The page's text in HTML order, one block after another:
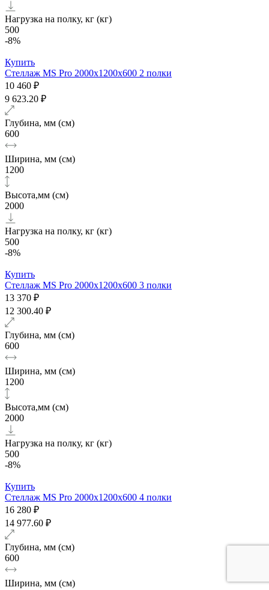
Нагрузка на полку, кг (кг)
500
-8%
Купить
Стеллаж MS Pro 2000х1200x600 2 полки
10 460 ₽
9 623.20 ₽
Глубина, мм (см)
600
Ширина, мм (см)
1200
Высота,мм (см)
2000
Нагрузка на полку, кг (кг)
500
-8%
Купить
Стеллаж MS Pro 2000х1200x600 3 полки
13 370 ₽
12 300.40 ₽
Глубина, мм (см)
600
Ширина, мм (см)
1200
Высота,мм (см)
2000
Нагрузка на полку, кг (кг)
500
-8%
Купить
Стеллаж MS Pro 2000х1200x600 4 полки
16 280 ₽
14 977.60 ₽
Глубина, мм (см)
600
Ширина, мм (см)